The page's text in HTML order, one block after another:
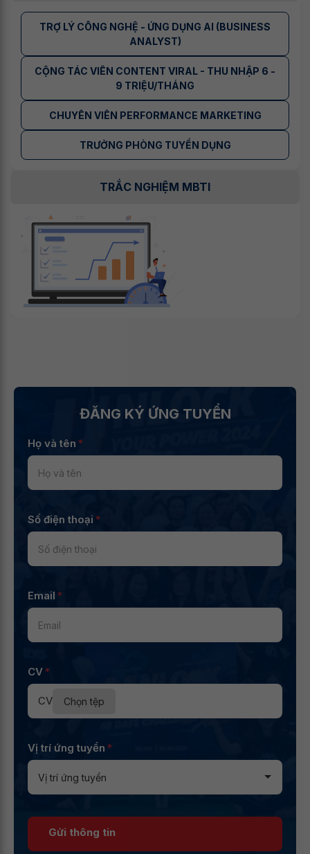
TRỢ LÝ CÔNG NGHỆ - ỨNG DỤNG AI (BUSINESS
ANALYST)
CỘNG TÁC VIÊN CONTENT VIRAL - THU NHẬP 6 -
9 TRIỆU/THÁNG
CHUYÊN VIÊN PERFORMANCE MARKETING
TRƯỞNG PHÒNG TUYỂN DỤNG
TRẮC NGHIỆM MBTI
ĐĂNG KÝ ỨNG TUYỂN
Họ và tên *
Số điện thoại *
Email *
CV *
CV Chọn tệp
Vị trí ứng tuyển *
Gửi thông tin